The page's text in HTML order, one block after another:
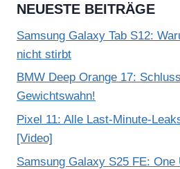
NEUESTE BEITRÄGE
Samsung Galaxy Tab S12:
nicht stirbt
BMW Deep Orange 17:
Gewichtswahn!
Pixel 11: Alle Last-Minute-
[Video]
Samsung Galaxy S25 FE: